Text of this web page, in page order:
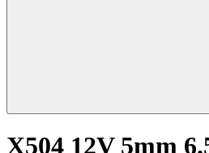
X504 12V 5mm